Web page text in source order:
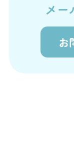
メ
お